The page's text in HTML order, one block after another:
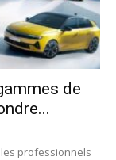
de
professionnels